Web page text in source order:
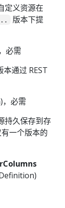
定义资源在
版本下提
必需
通过 REST
必需
持久保存到存
一个版本的